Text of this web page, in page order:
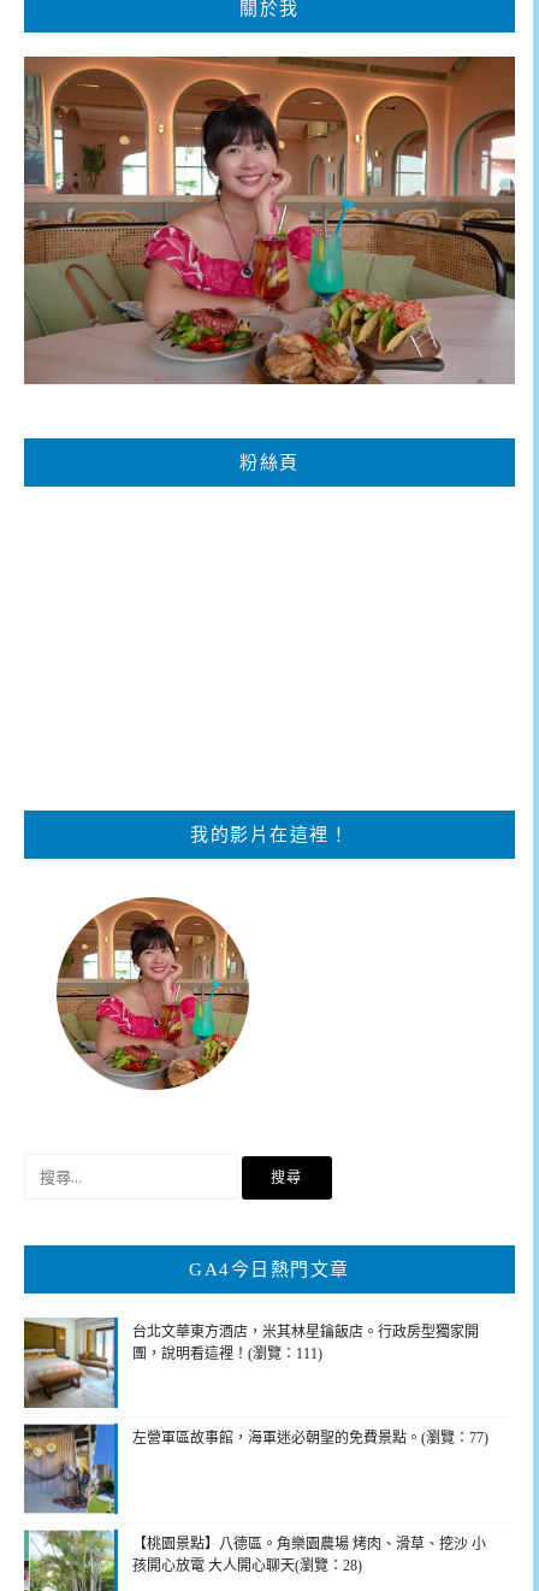
關於我
粉絲頁
我的影片在這裡！
鍵
GA4今日熱門文章
台北文華東方酒店，米其林星鑰飯店。行政房型獨家開
團，說明看這裡！(瀏覽：111)
左營軍區故事館，海軍迷必朝聖的免費景點。(瀏覽：77)
【桃園景點】八德區。角樂園農場 烤肉、滑草、挖沙 小
孩開心放電 大人開心聊天(瀏覽：28)